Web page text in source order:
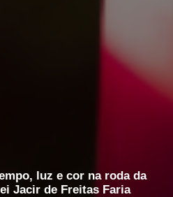
luz e cor na roda da
Jacir de Freitas Faria